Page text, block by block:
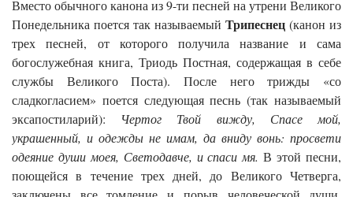
Вместо обычного канона из 9-ти песней на утрени Великого
Понедельника поется так называемый Трипеснец (канон из
трех песней, от которого получила название и сама
богослужебная книга, Триодь Постная, содержащая в себе
службы Великого Поста). После него трижды «со
сладкогласием» поется следующая песнь (так называемый
эксапостиларий): Чертог Твой вижду, Спасе мой,
украшенный, и одежды не имам, да вниду вонь: просвети
одеяние души моея, Светодавче, и спаси мя. В этой песни,
поющейся в течение трех дней, до Великого Четверга,